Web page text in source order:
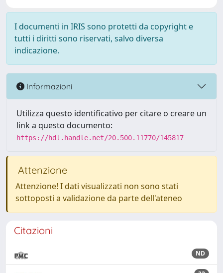
I documenti in IRIS sono protetti da copyright e
tutti i diritti sono riservati, salvo diversa
indicazione.
Informazioni
Utilizza questo identificativo per citare o creare un
link a questo documento:
https://hdl.handle.net/20.500.11770/145817
Attenzione
Attenzione! I dati visualizzati non sono stati
sottoposti a validazione da parte dell'ateneo
Citazioni
ND